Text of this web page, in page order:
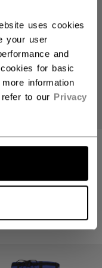
uses cookies
your user
and
for basic
information
to our Privacy
NEXT
€